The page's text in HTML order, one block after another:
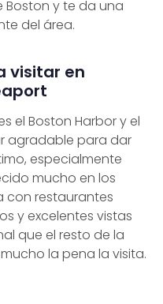
Boston y te da una
del área.
visitar en
el Boston Harbor y el
agradable para dar
especialmente
mucho en los
con restaurantes
y excelentes vistas
que el resto de la
la pena la visita.